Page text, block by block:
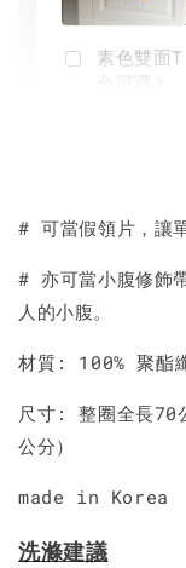
素色雙面
# 可當假領片，讓
# 亦可當小腹修飾
人的小腹。
材質: 100% 聚酯
尺寸: 整圈全長70
公分）
made in Korea
洗滌建議